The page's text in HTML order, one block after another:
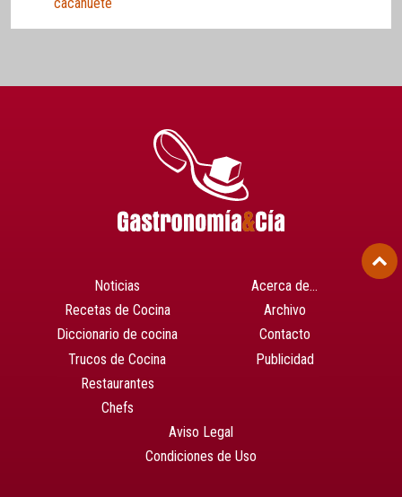
Noticias
Recetas de Cocina
Diccionario de cocina
Trucos de Cocina
Restaurantes
Chefs
Acerca de…
Archivo
Contacto
Publicidad
Aviso Legal
Condiciones de Uso